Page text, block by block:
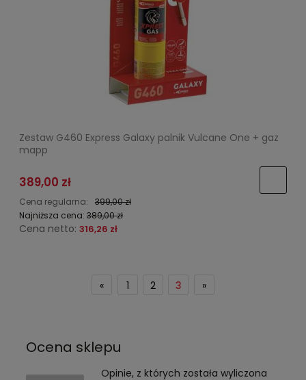
Zestaw G460 Express Galaxy palnik Vulcane One + gaz
mapp
389,00 zł
Cena regularna:
399,00 zł
Najniższa cena: 389,00 zł
Cena netto: 316,26 zł
« 1 2 3 »
Ocena sklepu
Opinie, z których została wyliczona